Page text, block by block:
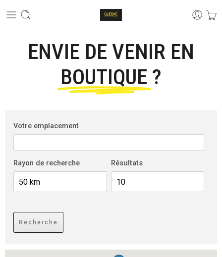
ENVIE DE VENIR EN
BOUTIQUE ?
Votre emplacement
Rayon de recherche Résultats